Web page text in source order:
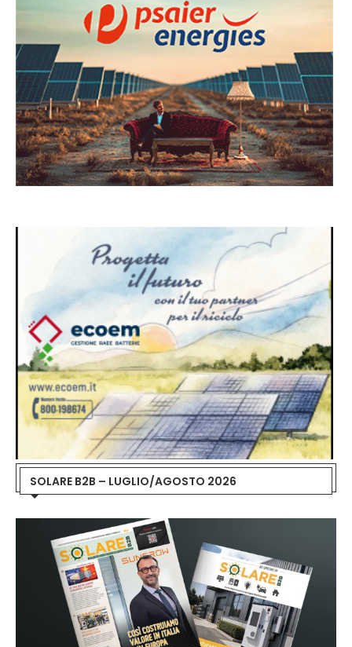
SOLARE B2B – LUGLIO/AGOSTO 2026